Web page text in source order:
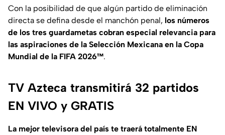
Con la posibilidad de que algún partido de eliminación
directa se defina desde el manchón penal, los números
de los tres guardametas cobran especial relevancia para
las aspiraciones de la Selección Mexicana en la Copa
Mundial de la FIFA 2026™.
TV Azteca transmitirá 32 partidos
EN VIVO y GRATIS
La mejor televisora del país te traerá totalmente EN